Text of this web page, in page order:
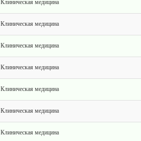
Клиническая медицина
Клиническая медицина
Клиническая медицина
Клиническая медицина
Клиническая медицина
Клиническая медицина
Клиническая медицина